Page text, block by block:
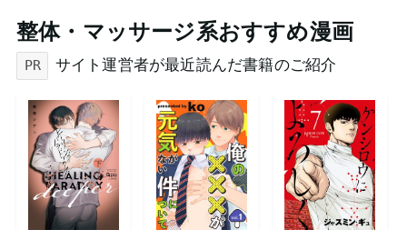
整体・マッサージ系おすすめ漫画
PR サイト運営者が最近読んだ書籍のご紹介